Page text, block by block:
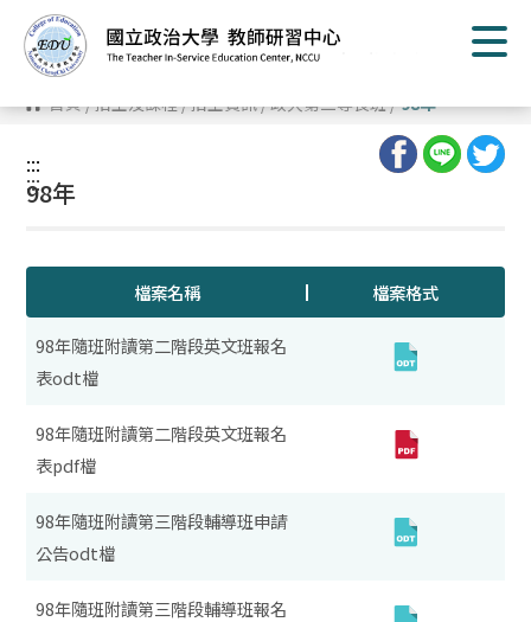
到
主
要
容 首頁/招生及課程/招生資訊/政大第二專長班/98年
:::
:::
98年
檔案名稱 檔案格式
98年隨班附讀第二階段英文班報名
表odt檔
98年隨班附讀第二階段英文班報名
表pdf檔
98年隨班附讀第三階段輔導班申請
公告odt檔
98年隨班附讀第三階段輔導班報名